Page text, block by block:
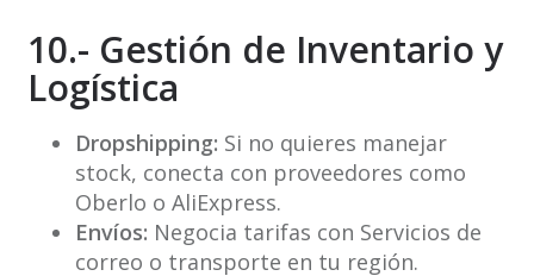
10.- Gestión de Inventario y
Logística
Dropshipping: Si no quieres manejar
stock, conecta con proveedores como
Oberlo o AliExpress.
Envíos: Negocia tarifas con Servicios de
correo o transporte en tu región.